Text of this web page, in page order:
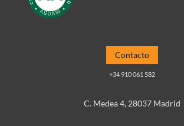
Contacto
+34 910 061 582
C. Medea 4, 28037 Madrid